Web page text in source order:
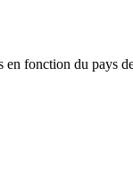
fonction du pays